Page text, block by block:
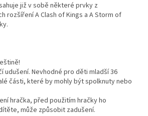
již v sobě některé prvky z
rozšíření A Clash of Kings a A Storm of
udušení. Nevhodné pro děti mladší 36
části, které by mohly být spolknuty nebo
hračka, před použitím hračky ho
může způsobit zadušení.